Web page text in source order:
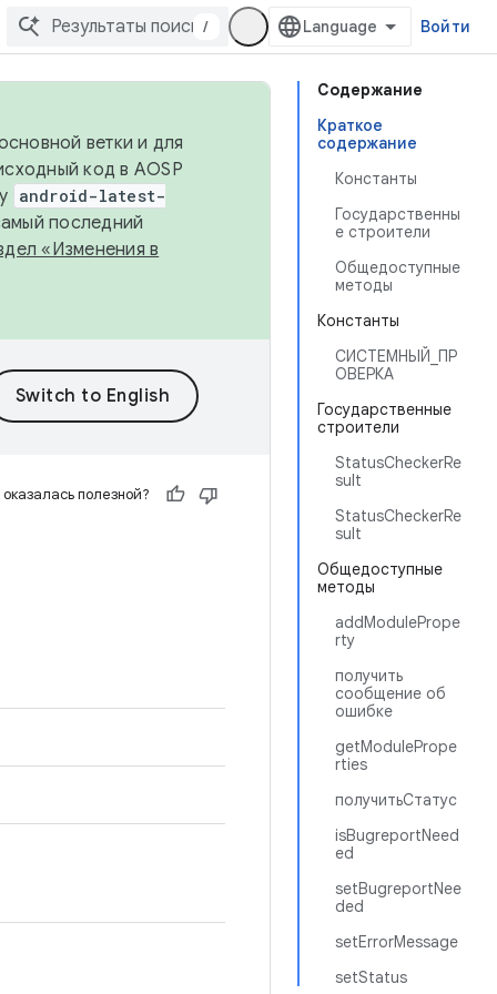
/ Войти
Содержание
Краткое
содержание
Константы
Государственны
е строители
Общедоступные
методы
Константы
СИСТЕМНЫЙ_ПР
ОВЕРКА
Государственные
строители
StatusCheckerRe
sult
StatusCheckerRe
sult
Общедоступные
методы
addModulePrope
rty
получить
сообщение об
ошибке
getModulePrope
rties
получитьСтатус
isBugreportNeed
ed
setBugreportNee
ded
setErrorMessage
setStatus
ветки и для
код в AOSP
android-latest-
последний
«Изменения в
полезной?